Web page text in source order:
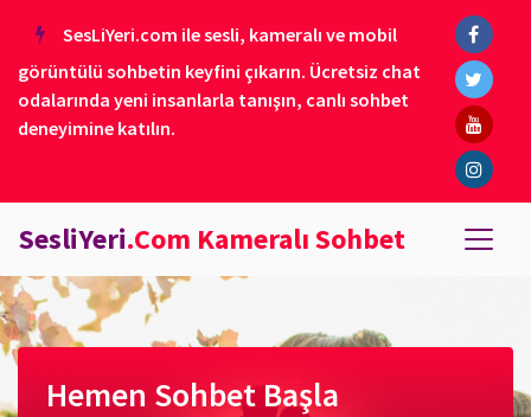
SesLiYeri.com ile sesli, kameralı ve mobil
görüntülü sohbetin keyfini çıkarın. Ücretsiz chat
odalarında yeni insanlarla tanışın, canlı sohbet
deneyimine katılın.
SesliYeri.Com Kameralı Sohbet
Hemen Sohbet Başla